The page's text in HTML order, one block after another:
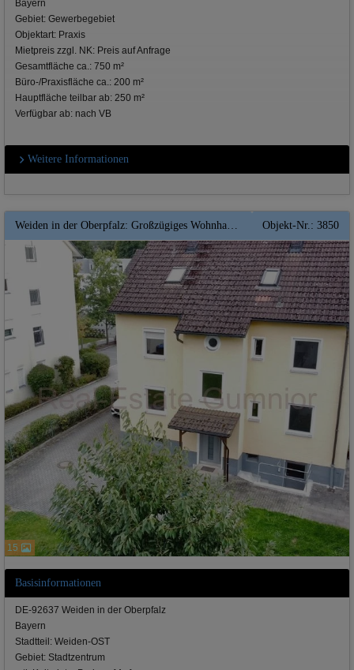
Bayern
Gebiet: Gewerbegebiet
Objektart: Praxis
Mietpreis zzgl. NK: Preis auf Anfrage
Gesamtfläche ca.: 750 m²
Büro-/Praxisfläche ca.: 200 m²
Hauptfläche teilbar ab: 250 m²
Verfügbar ab: nach VB
Weitere Informationen
Weiden in der Oberpfalz: Großzügiges Wohnhaus mit reichlich Platz für Mehrgenerationen ** Top ** Mit EBKs Objekt-Nr.: 3850
15
Basisinformationen
DE-92637 Weiden in der Oberpfalz
Bayern
Stadtteil: Weiden-OST
Gebiet: Stadtzentrum